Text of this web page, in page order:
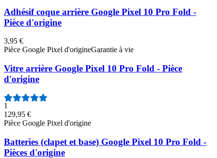
Adhésif coque arrière Google Pixel 10 Pro Fold -
Pièce d'origine
3,95 €
Pièce Google Pixel d'origineGarantie à vie
Vitre arrière Google Pixel 10 Pro Fold - Pièce
d'origine
1
129,95 €
Pièce Google Pixel d'origine
Batteries (clapet et base) Google Pixel 10 Pro Fold -
Pièces d'origine